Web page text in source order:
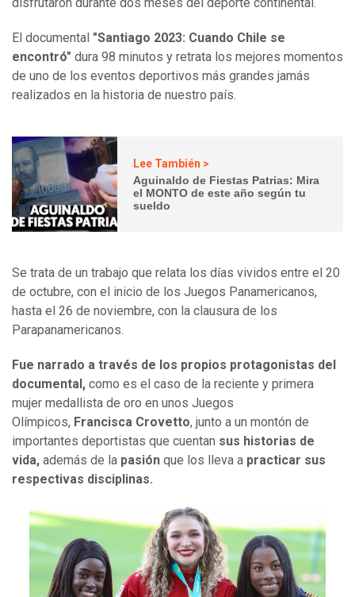
disfrutaron durante dos meses del deporte continental.
El documental "Santiago 2023: Cuando Chile se
encontró" dura 98 minutos y retrata los mejores momentos
de uno de los eventos deportivos más grandes jamás
realizados en la historia de nuestro país.
Lee También >
Aguinaldo de Fiestas Patrias: Mira
el MONTO de este año según tu
sueldo
Se trata de un trabajo que relata los días vividos entre el 20
de octubre, con el inicio de los Juegos Panamericanos,
hasta el 26 de noviembre, con la clausura de los
Parapanamericanos.
Fue narrado a través de los propios protagonistas del
documental, como es el caso de la reciente y primera
mujer medallista de oro en unos Juegos
Olímpicos, Francisca Crovetto, junto a un montón de
importantes deportistas que cuentan sus historias de
vida, además de la pasión que los lleva a practicar sus
respectivas disciplinas.